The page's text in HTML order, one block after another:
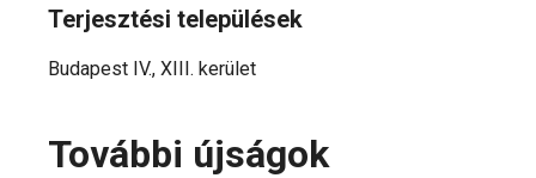
Terjesztési települések
Budapest IV., XIII. kerület
További újságok